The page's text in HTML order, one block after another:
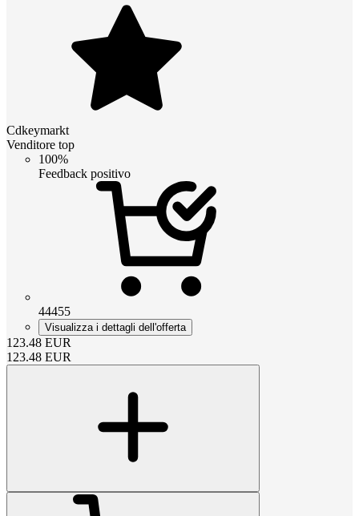
Cdkeymarkt
Venditore top
100%
Feedback positivo
44455
Visualizza i dettagli dell'offerta
123.48 EUR
123.48 EUR